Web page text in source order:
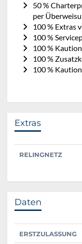
50 %
per
100 % Extras
100 %
100 %
100 %
100 %
Extras
RELINGNETZ
Daten
ERSTZULASSUNG